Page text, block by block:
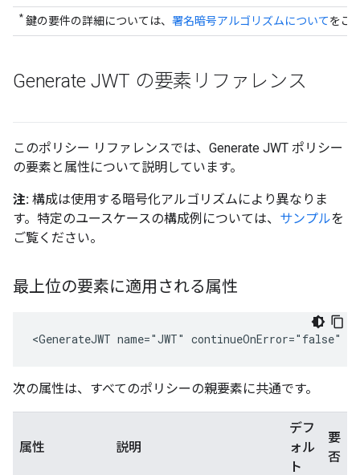
* 鍵の要件の詳細については、 署名暗号アルゴリズムについてをご
Generate JWT の要素リファレンス
このポリシー リファレンスでは、Generate JWT ポリシー
の要素と属性について説明しています。
注: 構成は使用する暗号化アルゴリズムにより異なりま
す。特定のユースケースの構成例については、 サンプルを
ご覧ください。
最上位の要素に適用される属性
<GenerateJWT name="JWT"
次の属性は、すべてのポリシーの親要素に共通です。
属性 説明
デフ
ォル
ト
要
否